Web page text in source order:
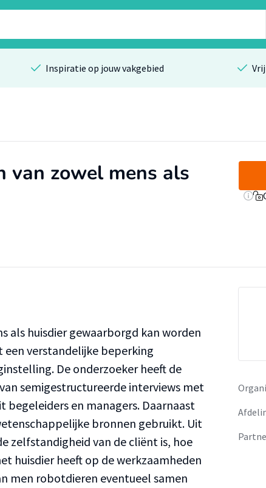
Inspiratie op jouw vakgebied
van zowel mens als
als huisdier gewaarborgd kan worden
verstandelijke beperking
De onderzoeker heeft de
semigestructureerde interviews met
en managers. Daarnaast
bronnen gebruikt. Uit
zelfstandigheid van de cliënt is, hoe
huisdier heeft op de werkzaamheden
men robotdieren eventueel samen